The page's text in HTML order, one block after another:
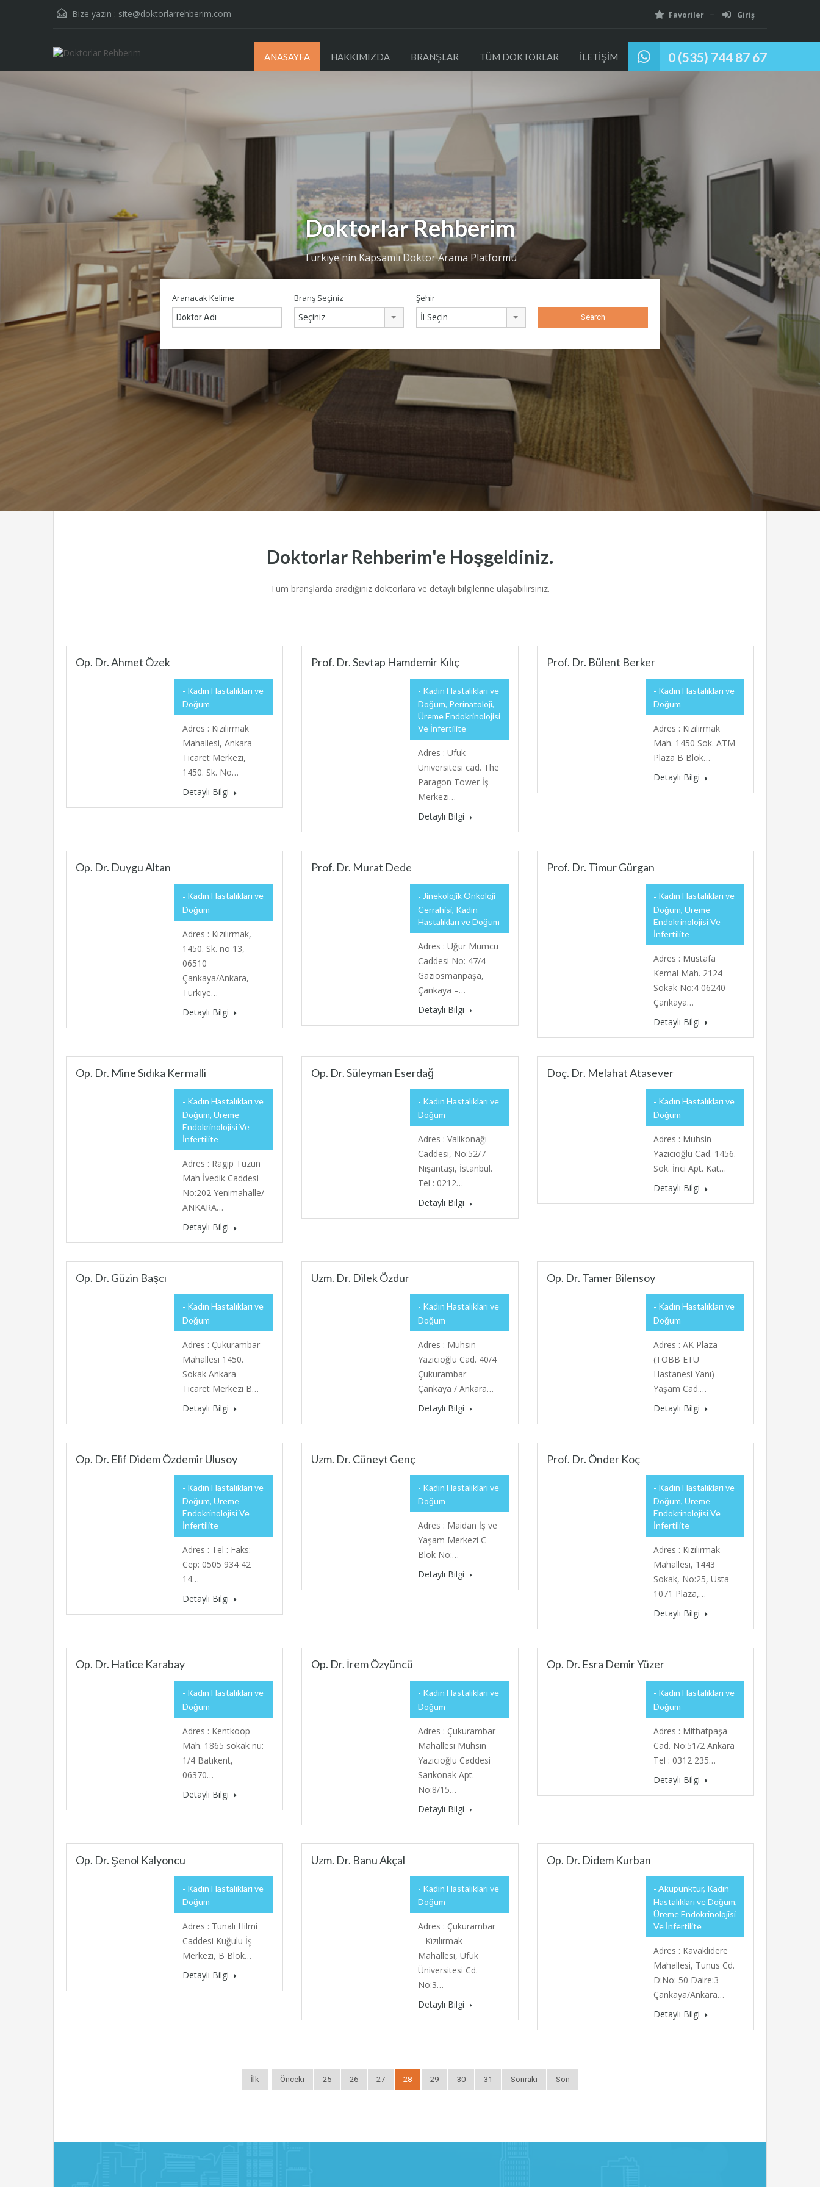
Bize yazın : site@doktorlarrehberim.com Favoriler Giriş
0 (535) 744 87 67
ANASAYFA HAKKIMIZDA BRANŞLAR TÜM DOKTORLAR İLETİŞİM
Doktorlar Rehberim
Türkiye'nin Kapsamlı Doktor Arama Platformu
Aranacak Kelime Branş Seçiniz
Seçiniz
Şehir
İl Seçin
Doktorlar Rehberim'e Hoşgeldiniz.
Tüm branşlarda aradığınız doktorlara ve detaylı bilgilerine ulaşabilirsiniz.
Op. Dr. Ahmet Özek
Kadın Hastalıkları ve
Doğum
Adres : Kızılırmak
Mahallesi, Ankara
Ticaret Merkezi,
1450. Sk. No…
Detaylı Bilgi
Prof. Dr. Sevtap Hamdemir Kılıç
Kadın Hastalıkları ve
Doğum, Perinatoloji,
Üreme Endokrinolojisi
Ve İnfertilite
Adres : Ufuk
Üniversitesi cad. The
Paragon Tower İş
Merkezi…
Detaylı Bilgi
Prof. Dr. Bülent Berker
Kadın Hastalıkları ve
Doğum
Adres : Kızılırmak
Mah. 1450 Sok. ATM
Plaza B Blok…
Detaylı Bilgi
Op. Dr. Duygu Altan
Kadın Hastalıkları ve
Doğum
Adres : Kızılırmak,
1450. Sk. no 13,
06510
Çankaya/Ankara,
Türkiye…
Detaylı Bilgi
Prof. Dr. Murat Dede
Jinekolojik Onkoloji
Cerrahisi, Kadın
Hastalıkları ve Doğum
Adres : Uğur Mumcu
Caddesi No: 47/4
Gaziosmanpaşa,
Çankaya –…
Detaylı Bilgi
Prof. Dr. Timur Gürgan
Kadın Hastalıkları ve
Doğum, Üreme
Endokrinolojisi Ve
İnfertilite
Adres : Mustafa
Kemal Mah. 2124
Sokak No:4 06240
Çankaya…
Detaylı Bilgi
Op. Dr. Mine Sıdıka Kermalli
Kadın Hastalıkları ve
Doğum, Üreme
Endokrinolojisi Ve
İnfertilite
Adres : Ragıp Tüzün
Mah İvedik Caddesi
No:202 Yenimahalle/
ANKARA…
Detaylı Bilgi
Op. Dr. Süleyman Eserdağ
Kadın Hastalıkları ve
Doğum
Adres : Valikonağı
Caddesi, No:52/7
Nişantaşı, İstanbul.
Tel : 0212…
Detaylı Bilgi
Doç. Dr. Melahat Atasever
Kadın Hastalıkları ve
Doğum
Adres : Muhsin
Yazıcıoğlu Cad. 1456.
Sok. İnci Apt. Kat…
Detaylı Bilgi
Op. Dr. Güzin Başcı
Kadın Hastalıkları ve
Doğum
Adres : Çukurambar
Mahallesi 1450.
Sokak Ankara
Ticaret Merkezi B…
Detaylı Bilgi
Uzm. Dr. Dilek Özdur
Kadın Hastalıkları ve
Doğum
Adres : Muhsin
Yazıcıoğlu Cad. 40/4
Çukurambar
Çankaya / Ankara…
Detaylı Bilgi
Op. Dr. Tamer Bilensoy
Kadın Hastalıkları ve
Doğum
Adres : AK Plaza
(TOBB ETÜ
Hastanesi Yanı)
Yaşam Cad.…
Detaylı Bilgi
Op. Dr. Elif Didem Özdemir Ulusoy
Kadın Hastalıkları ve
Doğum, Üreme
Endokrinolojisi Ve
İnfertilite
Adres : Tel : Faks:
Cep: 0505 934 42
14…
Detaylı Bilgi
Uzm. Dr. Cüneyt Genç
Kadın Hastalıkları ve
Doğum
Adres : Maidan İş ve
Yaşam Merkezi C
Blok No:…
Detaylı Bilgi
Prof. Dr. Önder Koç
Kadın Hastalıkları ve
Doğum, Üreme
Endokrinolojisi Ve
İnfertilite
Adres : Kızılırmak
Mahallesi, 1443
Sokak, No:25, Usta
1071 Plaza,…
Detaylı Bilgi
Op. Dr. Hatice Karabay
Kadın Hastalıkları ve
Doğum
Adres : Kentkoop
Mah. 1865 sokak nu:
1/4 Batıkent,
06370…
Detaylı Bilgi
Op. Dr. İrem Özyüncü
Kadın Hastalıkları ve
Doğum
Adres : Çukurambar
Mahallesi Muhsin
Yazıcıoğlu Caddesi
Sarıkonak Apt.
No:8/15…
Detaylı Bilgi
Op. Dr. Esra Demir Yüzer
Kadın Hastalıkları ve
Doğum
Adres : Mithatpaşa
Cad. No:51/2 Ankara
Tel : 0312 235…
Detaylı Bilgi
Op. Dr. Şenol Kalyoncu
Kadın Hastalıkları ve
Doğum
Adres : Tunalı Hilmi
Caddesi Kuğulu İş
Merkezi, B Blok…
Detaylı Bilgi
Uzm. Dr. Banu Akçal
Kadın Hastalıkları ve
Doğum
Adres : Çukurambar
– Kızılırmak
Mahallesi, Ufuk
Üniversitesi Cd.
No:3…
Detaylı Bilgi
Op. Dr. Didem Kurban
Akupunktur, Kadın
Hastalıkları ve Doğum,
Üreme Endokrinolojisi
Ve İnfertilite
Adres : Kavaklıdere
Mahallesi, Tunus Cd.
D:No: 50 Daire:3
Çankaya/Ankara…
Detaylı Bilgi
İlk Önceki 25 26 27 28 29 30 31 Sonraki Son